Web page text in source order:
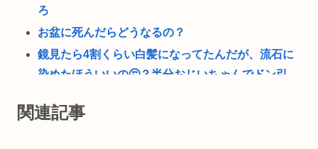
ろ
お盆に死んだらどうなるの？
鏡見たら4割くらい白髪になってたんだが、流石に
染めたほういいの🤔？半分おじいちゃんでドン引
誰かワンウェイネジってやつの外し方教えて
関連記事